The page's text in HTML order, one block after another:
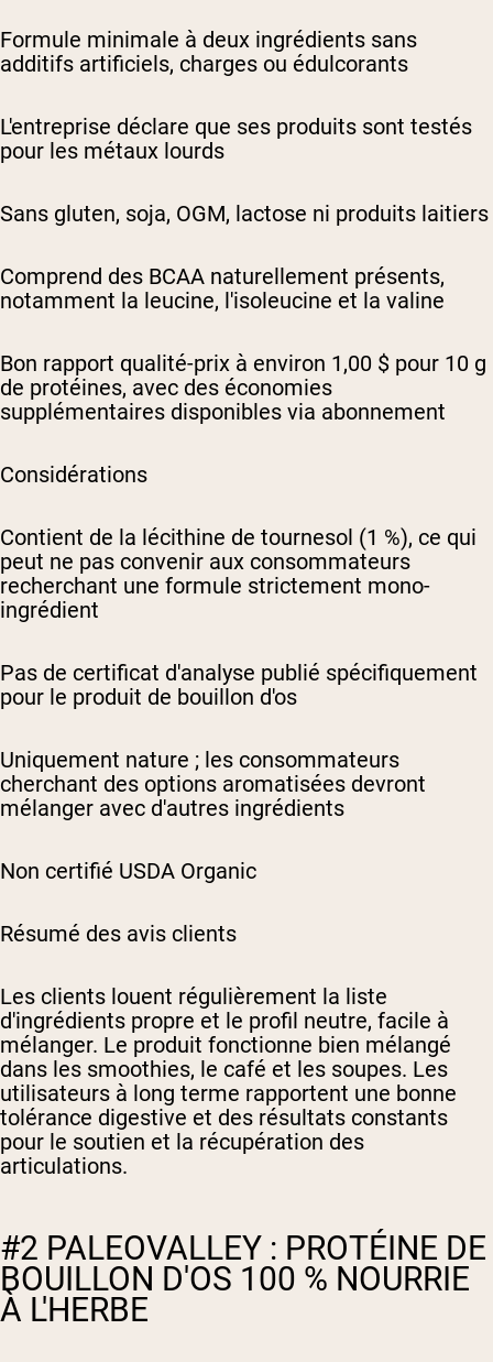
Formule minimale à deux ingrédients sans
additifs artificiels, charges ou édulcorants
L'entreprise déclare que ses produits sont testés
pour les métaux lourds
Sans gluten, soja, OGM, lactose ni produits laitiers
Comprend des BCAA naturellement présents,
notamment la leucine, l'isoleucine et la valine
Bon rapport qualité-prix à environ 1,00 $ pour 10 g
de protéines, avec des économies
supplémentaires disponibles via abonnement
Considérations
Contient de la lécithine de tournesol (1 %), ce qui
peut ne pas convenir aux consommateurs
recherchant une formule strictement mono-
ingrédient
Pas de certificat d'analyse publié spécifiquement
pour le produit de bouillon d'os
Uniquement nature ; les consommateurs
cherchant des options aromatisées devront
mélanger avec d'autres ingrédients
Non certifié USDA Organic
Résumé des avis clients
Les clients louent régulièrement la liste
d'ingrédients propre et le profil neutre, facile à
mélanger. Le produit fonctionne bien mélangé
dans les smoothies, le café et les soupes. Les
utilisateurs à long terme rapportent une bonne
tolérance digestive et des résultats constants
pour le soutien et la récupération des
articulations.
#2 PALEOVALLEY : PROTÉINE DE
BOUILLON D'OS 100 % NOURRIE
À L'HERBE